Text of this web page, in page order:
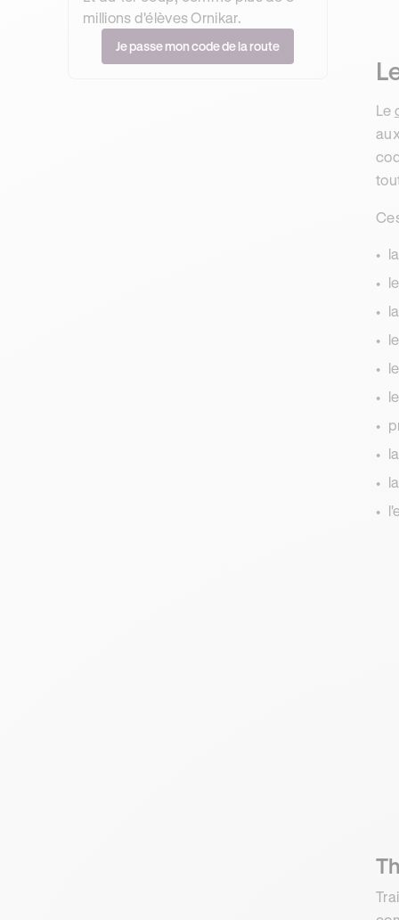
millions d'élèves Ornikar.
Je passe mon code de la route
Le